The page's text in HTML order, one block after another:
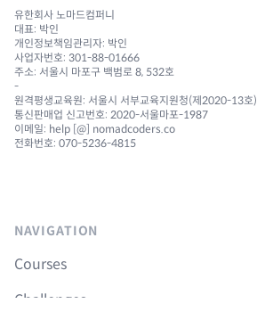
유한회사 노마드컴퍼니
대표: 박인
개인정보책임관리자: 박인
사업자번호: 301-88-01666
주소: 서울시 마포구 백범로 8, 532호
-
원격평생교육원: 서울시 서부교육지원청(제2020-13호)
통신판매업 신고번호: 2020-서울마포-1987
이메일: help [@] nomadcoders.co
전화번호: 070-5236-4815
NAVIGATION
Courses
Challenges